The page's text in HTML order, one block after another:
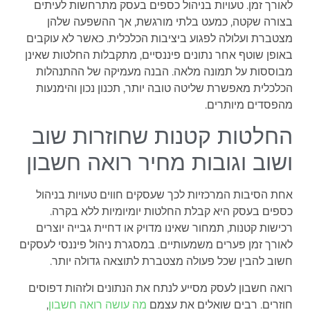
לאורך זמן. טעויות בניהול כספים בעסק מתרחשות לעיתים
בצורה שקטה, כמעט בלתי מורגשת, אך ההשפעה שלהן
מצטברת ועלולה לפגוע ביציבות הכלכלית. כאשר לא עוקבים
באופן שוטף אחר נתונים פיננסיים, מתקבלות החלטות שאינן
מבוססות על תמונה מלאה. הבנה מעמיקה של ההתנהלות
הכלכלית מאפשרת שליטה טובה יותר, תכנון נכון והימנעות
מהפסדים מיותרים.
החלטות קטנות שחוזרות שוב
ושוב וגובות מחיר רואה חשבון
אחת הסיבות המרכזיות לכך שעסקים חווים טעויות בניהול
כספים בעסק היא קבלת החלטות יומיומיות ללא בקרה.
רכישות קטנות, תמחור שאינו מדויק או דחיית גבייה יוצרים
לאורך זמן פערים משמעותיים. במסגרת ניהול פיננסי לעסקים
חשוב להבין שכל פעולה מצטברת לתוצאה גדולה יותר.
רואה חשבון לעסק מסייע לנתח את הנתונים ולזהות דפוסים
חוזרים. רבים שואלים את עצמם מה עושה רואה חשבון,